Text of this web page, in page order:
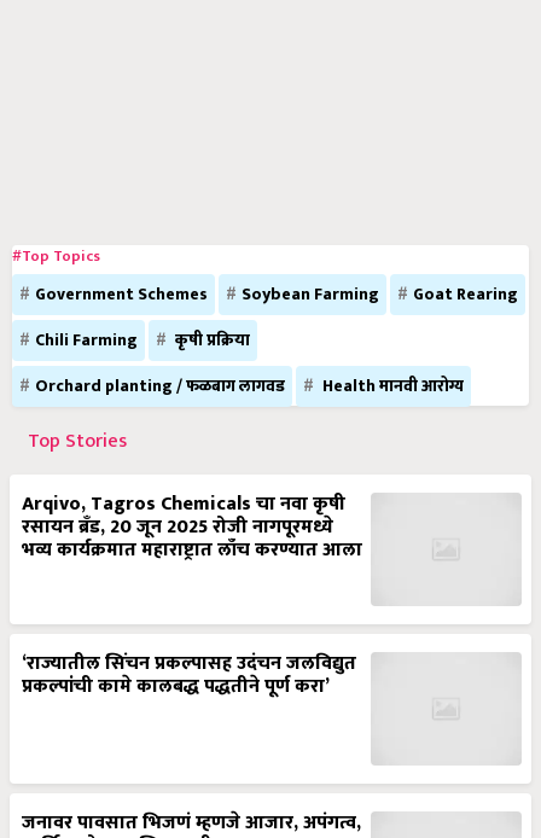
#Top Topics
Government Schemes Soybean Farming
Goat Rearing
Chili Farming
कृषी प्रक्रिया
Orchard planting / फळबाग लागवड
Health मानवी आरोग्य
Top Stories
Arqivo, Tagros Chemicals चा नवा कृषी
रसायन ब्रँड, 20 जून 2025 रोजी नागपूरमध्ये
भव्य कार्यक्रमात महाराष्ट्रात लाँच करण्यात आला
‘राज्यातील सिंचन प्रकल्पासह उदंचन जलविद्युत
प्रकल्पांची कामे कालबद्ध पद्धतीने पूर्ण करा’
जनावर पावसात भिजणं म्हणजे आजार, अपंगत्व,